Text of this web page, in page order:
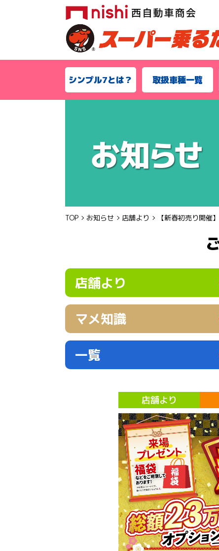
シンプル7とは？ 取扱車種一覧
TOP お知らせ 店舗より 【新春初売り開催
店舗より
マメ知識
一覧
店舗より